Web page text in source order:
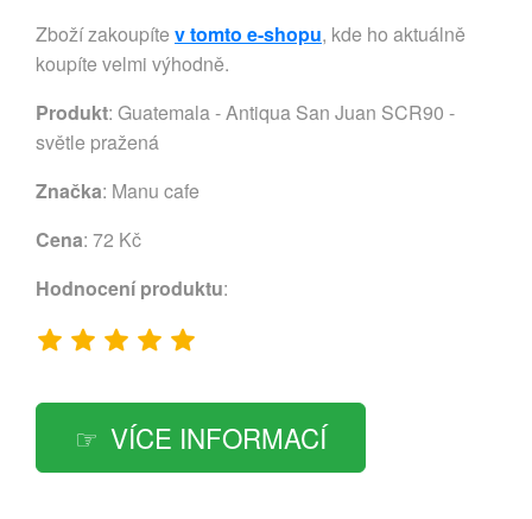
Zboží zakoupíte v tomto e-shopu, kde ho aktuálně
koupíte velmi výhodně.
Produkt: Guatemala - Antiqua San Juan SCR90 -
světle pražená
Značka: Manu cafe
Cena: 72 Kč
Hodnocení produktu:
VÍCE INFORMACÍ